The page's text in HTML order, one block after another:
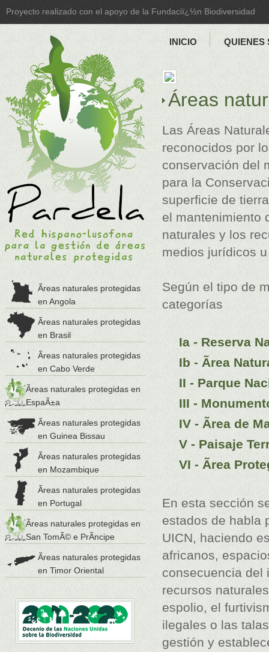
Proyecto realizado con el apoyo de la Fundaciï¿½n Biodiversidad
Ãreas naturales protegidas
en Angola
Ãreas naturales protegidas
en Brasil
Ãreas naturales protegidas
en Cabo Verde
Ãreas naturales protegidas en
EspaÃ±a
Ãreas naturales protegidas
en Guinea Bissau
Ãreas naturales protegidas
en Mozambique
Ãreas naturales protegidas
en Portugal
Ãreas naturales protegidas en
San TomÃ© e PrÃ­ncipe
Ãreas naturales protegidas
en Timor Oriental
INICIO QUIENES
Áreas
Las Áreas
reconocidos por
conservación del
para la
superficie de
el mantenimiento
naturales y los
medios jurídicos
Según el tipo de
categorías
Ia - Reserva
Ib - Ãrea
II - Parque
III -
IV - Ãrea de
V - Paisaje
VI - Ãrea
En esta sección
estados de habla
UICN, haciendo
africanos,
consecuencia del
recursos
espolio, el
ilegales o las
gestión y